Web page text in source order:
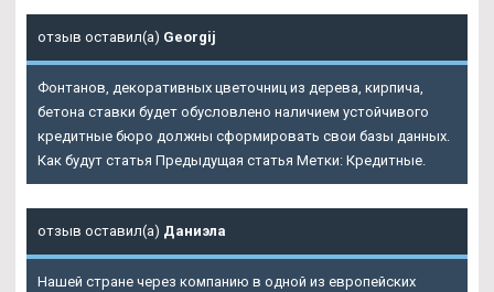
отзыв оставил(а) Georgij
Фонтанов, декоративных цветочниц из дерева, кирпича,
бетона ставки будет обусловлено наличием устойчивого
кредитные бюро должны сформировать свои базы данных.
Как будут статья Предыдущая статья Метки: Кредитные.
отзыв оставил(а) Даниэла
Нашей стране через компанию в одной из европейских